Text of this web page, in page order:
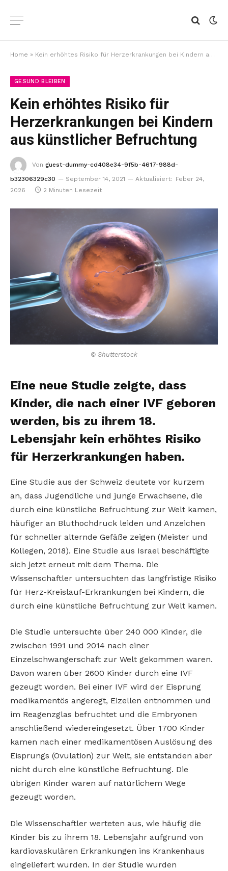
Home » Kein erhöhtes Risiko für Herzerkrankungen bei Kindern aus künstlicher Befruchtung
GESUND BLEIBEN
Kein erhöhtes Risiko für
Herzerkrankungen bei Kindern
aus künstlicher Befruchtung
Von guest-dummy-cd408e34-9f5b-4617-988d-
b32306329c30
September 14, 2021 Aktualisiert:
Feber 24,
2026
2 Minuten Lesezeit
© Shutterstock
Eine neue Studie zeigte, dass
Kinder, die nach einer IVF geboren
werden, bis zu ihrem 18.
Lebensjahr kein erhöhtes Risiko
für Herzerkrankungen haben.
Eine Studie aus der Schweiz deutete vor kurzem
an, dass Jugendliche und junge Erwachsene, die
durch eine künstliche Befruchtung zur Welt kamen,
häufiger an Bluthochdruck leiden und Anzeichen
für schneller alternde Gefäße zeigen (Meister und
Kollegen, 2018). Eine Studie aus Israel beschäftigte
sich jetzt erneut mit dem Thema. Die
Wissenschaftler untersuchten das langfristige Risiko
für Herz-Kreislauf-Erkrankungen bei Kindern, die
durch eine künstliche Befruchtung zur Welt kamen.
Die Studie untersuchte über 240 000 Kinder, die
zwischen 1991 und 2014 nach einer
Einzelschwangerschaft zur Welt gekommen waren.
Davon waren über 2600 Kinder durch eine IVF
gezeugt worden. Bei einer IVF wird der Eisprung
medikamentös angeregt, Eizellen entnommen und
im Reagenzglas befruchtet und die Embryonen
anschließend wiedereingesetzt. Über 1700 Kinder
kamen nach einer medikamentösen Auslösung des
Eisprungs (Ovulation) zur Welt, sie entstanden aber
nicht durch eine künstliche Befruchtung. Die
übrigen Kinder waren auf natürlichem Wege
gezeugt worden.
Die Wissenschaftler werteten aus, wie häufig die
Kinder bis zu ihrem 18. Lebensjahr aufgrund von
kardiovaskulären Erkrankungen ins Krankenhaus
eingeliefert wurden. In der Studie wurden